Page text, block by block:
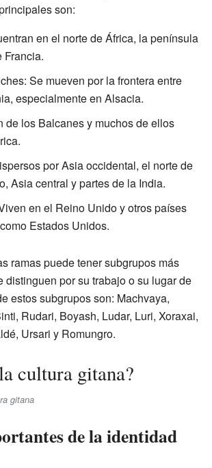
son:
en el norte de África, la península
Francia.
Se mueven por la frontera entre
especialmente en Alsacia.
de los Balcanes y muchos de ellos
por Asia occidental, el norte de
Asia central y partes de la India.
en el Reino Unido y otros países
Estados Unidos.
ramas puede tener subgrupos más
distinguen por su trabajo o su lugar de
estos subgrupos son: Machvaya,
Rudari, Boyash, Ludar, Luri, Xoraxai,
Ursari y Romungro.
cultura gitana?
gitana
de la identidad